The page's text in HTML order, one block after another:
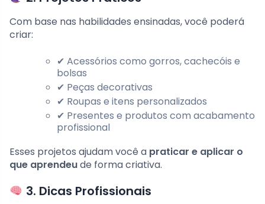
Com base nas habilidades ensinadas, você poderá
criar:
✔ Acessórios como gorros, cachecóis e
bolsas
✔ Peças decorativas
✔ Roupas e itens personalizados
✔ Presentes e produtos com acabamento
profissional
Esses projetos ajudam você a praticar e aplicar o
que aprendeude forma criativa.
3. Dicas Profissionais